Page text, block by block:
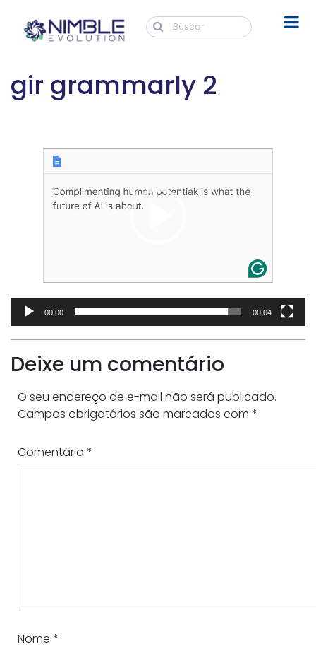
gir grammarly 2
00:00 00:04
Deixe um comentário
O seu endereço de e-mail não será publicado.
Campos obrigatórios são marcados com *
Comentário *
Nome *